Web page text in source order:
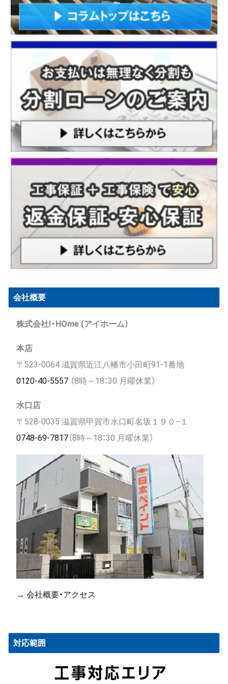
会社概要
株式会社I・HOme (アイホーム）
本店
〒523-0064 滋賀県近江八幡市小田町91-1番地
0120-40-5557（8時～18：30 月曜休業）
水口店
〒528-0035 滋賀県甲賀市水口町名坂１９０−１
0748-69-7817（8時～18：30 月曜休業）
→ 会社概要・アクセス
対応範囲